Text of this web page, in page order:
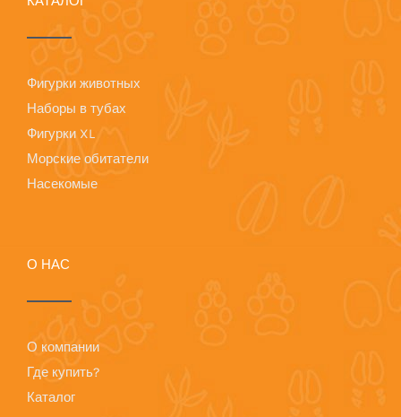
Фигурки животных
Наборы в тубах
Фигурки XL
Морские обитатели
Насекомые
О НАС
О компании
Где купить?
Каталог